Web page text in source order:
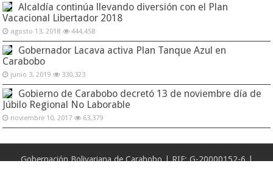
Alcaldía continúa llevando diversión con el Plan
Vacacional Libertador 2018
agosto 13, 2018 444,458
Gobernador Lacava activa Plan Tanque Azul en
Carabobo
junio 3, 2019 330,323
Gobierno de Carabobo decretó 13 de noviembre día de
Júbilo Regional No Laborable
noviembre 10, 2017 63,379
Gobernación Bolivariana de Carabobo | RIF: G-20000152-6 |